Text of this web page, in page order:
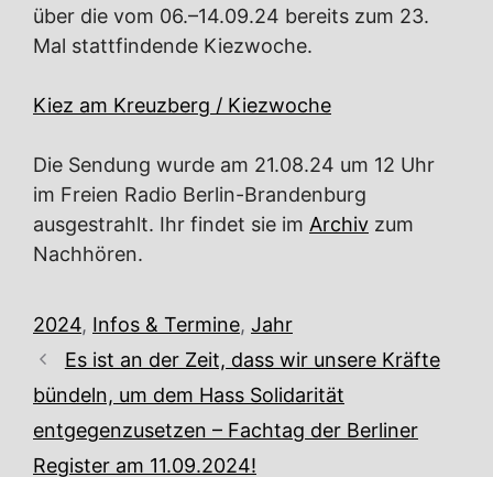
über die vom 06.–14.09.24 bereits zum 23.
Mal stattfindende Kiezwoche.
Kiez am Kreuzberg / Kiezwoche
Die Sendung wurde am 21.08.24 um 12 Uhr
im Freien Radio Berlin-Brandenburg
ausgestrahlt. Ihr findet sie im Archiv zum
Nachhören.
Kategorien
2024, Infos & Termine, Jahr
Es ist an der Zeit, dass wir unsere Kräfte
bündeln, um dem Hass Solidarität
entgegenzusetzen – Fachtag der Berliner
Register am 11.09.2024!